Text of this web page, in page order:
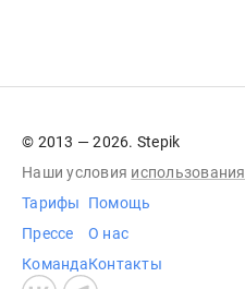
© 2013 — 2026. Stepik
Наши условия использования
Тарифы
Прессе
Команда
Помощь
О нас
Контакты